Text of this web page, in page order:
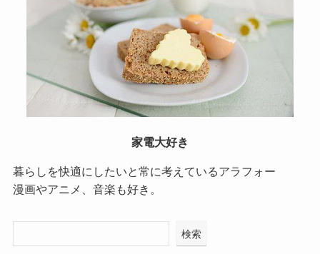
家電大好き
暮らしを快適にしたいと常に考えているアラフォー
漫画やアニメ、音楽も好き。
検索